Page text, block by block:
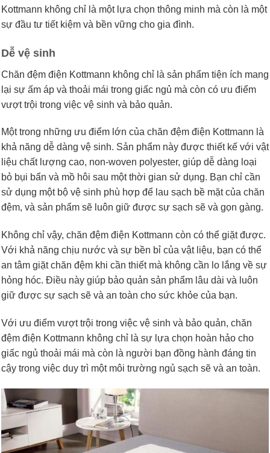
Kottmann không chỉ là một lựa chọn thông minh mà còn là một
sự đầu tư tiết kiệm và bền vững cho gia đình.
Dễ vệ sinh
Chăn đệm điện Kottmann không chỉ là sản phẩm tiện ích mang
lại sự ấm áp và thoải mái trong giấc ngủ mà còn có ưu điểm
vượt trội trong việc vệ sinh và bảo quản.
Một trong những ưu điểm lớn của chăn đệm điện Kottmann là
khả năng dễ dàng vệ sinh. Sản phẩm này được thiết kế với vật
liệu chất lượng cao, non-woven polyester, giúp dễ dàng loại
bỏ bụi bẩn và mồ hôi sau một thời gian sử dụng. Bạn chỉ cần
sử dụng một bộ vệ sinh phù hợp để lau sạch bề mặt của chăn
đệm, và sản phẩm sẽ luôn giữ được sự sạch sẽ và gọn gàng.
Không chỉ vậy, chăn đệm điện Kottmann còn có thể giặt được.
Với khả năng chịu nước và sự bền bỉ của vật liệu, bạn có thể
an tâm giặt chăn đệm khi cần thiết mà không cần lo lắng về sự
hỏng hóc. Điều này giúp bảo quản sản phẩm lâu dài và luôn
giữ được sự sạch sẽ và an toàn cho sức khỏe của bạn.
Với ưu điểm vượt trội trong việc vệ sinh và bảo quản, chăn
đệm điện Kottmann không chỉ là sự lựa chọn hoàn hảo cho
giấc ngủ thoải mái mà còn là người bạn đồng hành đáng tin
cậy trong việc duy trì một môi trường ngủ sạch sẽ và an toàn.